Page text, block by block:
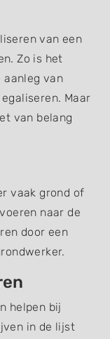
van een
Zo is het
aanleg van
Maar
van belang
vaak grond of
naar de
door een
helpen bij
in de lijst